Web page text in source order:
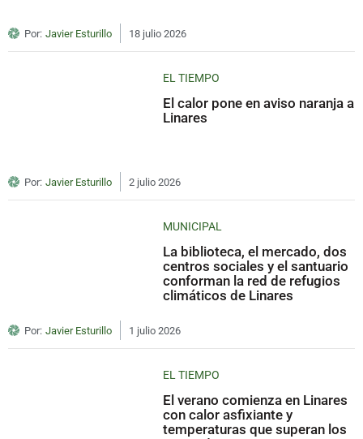
Por: Javier Esturillo 18 julio 2026
EL TIEMPO
El calor pone en aviso naranja a
Linares
Por: Javier Esturillo 2 julio 2026
MUNICIPAL
La biblioteca, el mercado, dos
centros sociales y el santuario
conforman la red de refugios
climáticos de Linares
Por: Javier Esturillo 1 julio 2026
EL TIEMPO
El verano comienza en Linares
con calor asfixiante y
temperaturas que superan los